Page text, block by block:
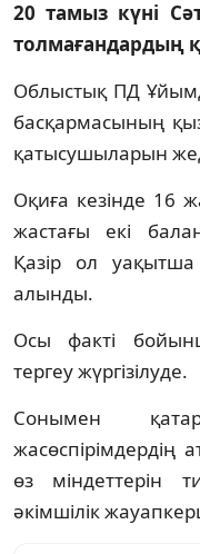
20 тамыз күні
толмағандардың
Облыстық ПД
басқармасының
қатысушыларын
Оқиға кезінде 16
жастағы екі
Қазір ол
алынды.
Осы факті
тергеу жүргізілуде.
Сонымен
жасөспірімдердің
өз міндеттерін
әкімшілік